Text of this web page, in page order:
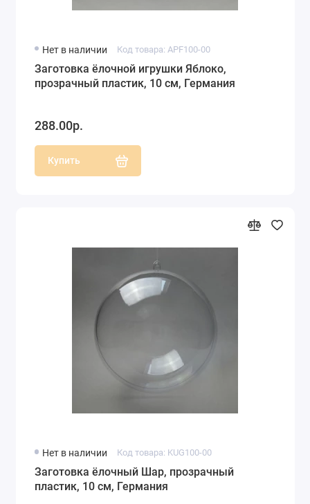
Нет в наличии Код товара: APF100-00
Заготовка ёлочной игрушки Яблоко,
прозрачный пластик, 10 см, Германия
288.00р.
Купить
Нет в наличии Код товара: KUG100-00
Заготовка ёлочный Шар, прозрачный
пластик, 10 см, Германия